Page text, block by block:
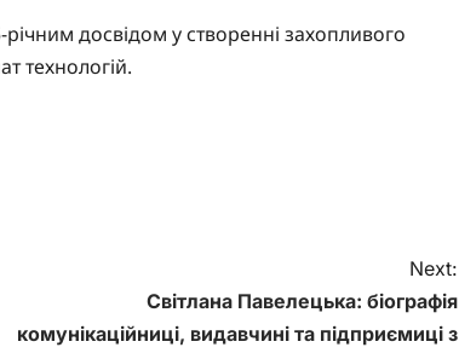
досвідом у створенні захопливого
технологій.
Next:
Світлана Павелецька: біографія
комунікаційниці, видавчині та підприємиці з